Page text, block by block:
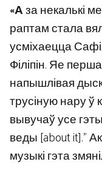
«Аза некалькі
раптам стала
усміхаецца
Філіпін. Яе
напышлівая
трусіную нару ў
вывучаў усе
веды [about it].”
музыкі гэта